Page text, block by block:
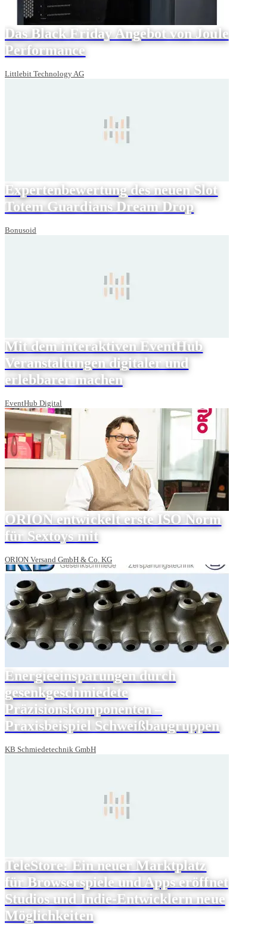
Das Black Friday Angebot von Joule
Performance
Littlebit Technology AG
Expertenbewertung des neuen Slot
Totem Guardians Dream Drop
Bonusoid
Mit dem interaktiven EventHub
Veranstaltungen digitaler und
erlebbarer machen
EventHub Digital
ORION entwickelt erste ISO Norm
für Sextoys mit
ORION Versand GmbH & Co. KG
Energieeinsparungen durch
gesenkgeschmiedete
Präzisionskomponenten –
Praxisbeispiel Schweißbaugruppen
KB Schmiedetechnik GmbH
TeleStore: Ein neuer Marktplatz
für Browserspiele und Apps eröffnet
Studios und Indie-Entwicklern neue
Möglichkeiten